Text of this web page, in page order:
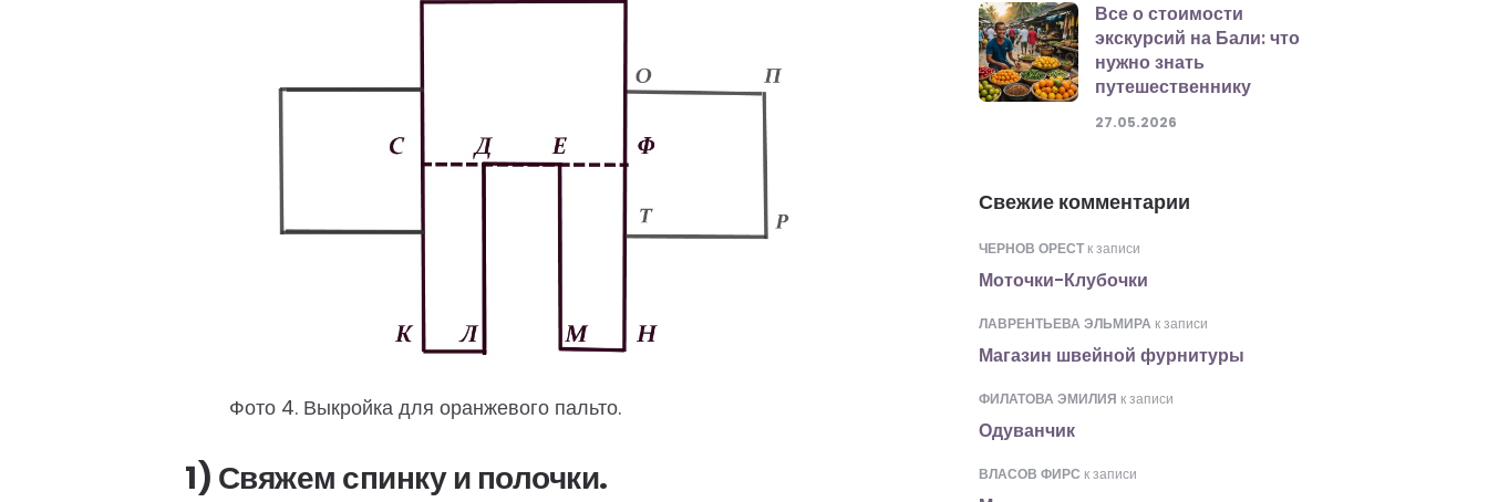
Фото 4. Выкройка для оранжевого пальто.
1) Свяжем спинку и полочки.
Все о стоимости
экскурсий на Бали: что
нужно знать
путешественнику
27.05.2026
Свежие комментарии
ЧЕРНОВ ОРЕСТк записи
Моточки-Клубочки
ЛАВРЕНТЬЕВА ЭЛЬМИРА к записи
Магазин швейной фурнитуры
ФИЛАТОВА ЭМИЛИЯ к записи
Одуванчик
ВЛАСОВ ФИРС к записи